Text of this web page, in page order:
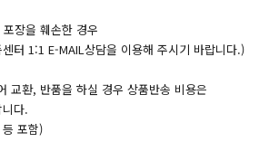
장을 훼손한 경우
터 1:1 E-MAIL상담을 이용해 주시기 바랍니다.)
교환, 반품을 하실 경우 상품반송 비용은
다.
포함)